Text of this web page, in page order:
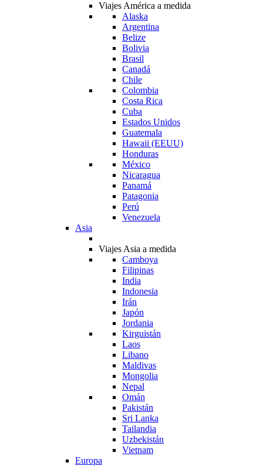
Viajes América a medida
Alaska
Argentina
Belize
Bolivia
Brasil
Canadá
Chile
Colombia
Costa Rica
Cuba
Estados Unidos
Guatemala
Hawaii (EEUU)
Honduras
México
Nicaragua
Panamá
Patagonia
Perú
Venezuela
Asia
Viajes Asia a medida
Camboya
Filipinas
India
Indonesia
Irán
Japón
Jordania
Kirguistán
Laos
Libano
Maldivas
Mongolia
Nepal
Omán
Pakistán
Sri Lanka
Tailandia
Uzbekistán
Vietnam
Europa